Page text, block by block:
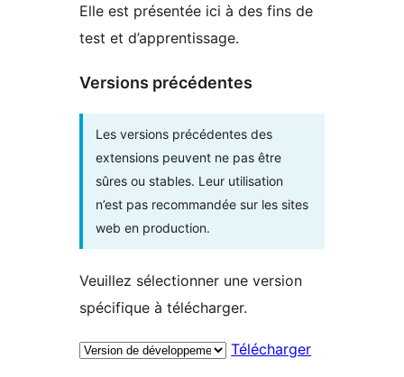
Elle est présentée ici à des fins de
test et d’apprentissage.
Versions précédentes
Les versions précédentes des
extensions peuvent ne pas être
sûres ou stables. Leur utilisation
n’est pas recommandée sur les sites
web en production.
Veuillez sélectionner une version
spécifique à télécharger.
Télécharger